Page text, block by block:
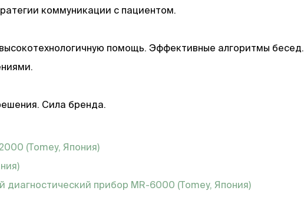
коммуникации с пациентом.
помощь. Эффективные алгоритмы бесед.
Сила бренда.
(Tomey, Япония)
диагностический прибор MR-6000 (Tomey, Япония)